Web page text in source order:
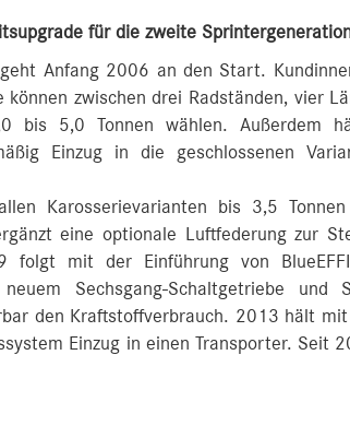
für die zweite
Anfang 2006 an den Start.
zwischen drei Radständen, vier
bis 5,0 Tonnen wählen. Außerdem
Einzug in die geschlossenen
Karosserievarianten bis 3,5 Tonnen
eine optionale Luftfederung zur
folgt mit der Einführung von
Sechsgang-Schaltgetriebe und
den Kraftstoffverbrauch. 2013 hält
Einzug in einen Transporter. Seit